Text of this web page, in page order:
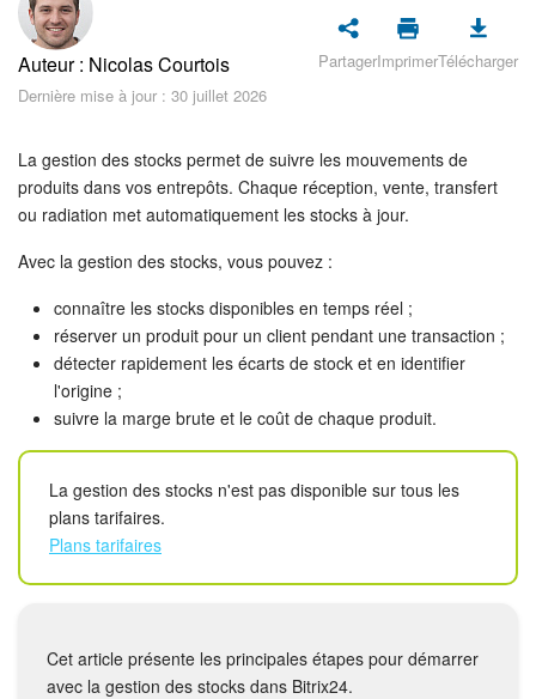
Sécurité dans Bitrix24
Démarrer sur Bitrix24
Actualités
Projets IA
Messenger
Collabs
Groupes de travail
Calendriers
Base de connaissances
Auteur : Nicolas Courtois
Dernière mise à jour : 30 juillet 2026
PartagerImprimerTélécharger
La gestion des stocks permet de suivre les mouvements de
produits dans vos entrepôts. Chaque réception, vente, transfert
ou radiation met automatiquement les stocks à jour.
Avec la gestion des stocks, vous pouvez :
connaître les stocks disponibles en temps réel ;
réserver un produit pour un client pendant une transaction ;
détecter rapidement les écarts de stock et en identifier
l'origine ;
suivre la marge brute et le coût de chaque produit.
La gestion des stocks n'est pas disponible sur tous les
plans tarifaires.
Plans tarifaires
Cet article présente les principales étapes pour démarrer
avec la gestion des stocks dans Bitrix24.